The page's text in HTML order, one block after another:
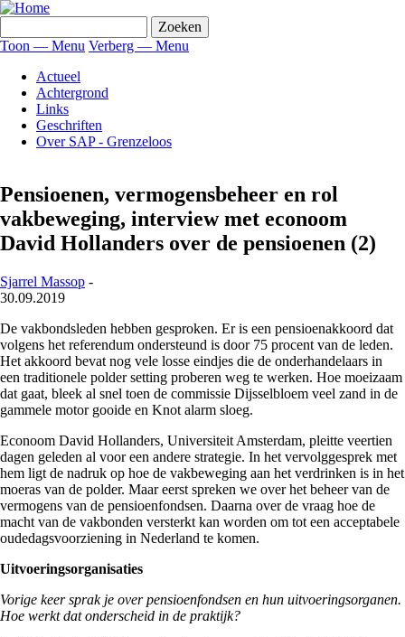
Overslaan
naar
de
inhoud
gaan
Menu
Toon — Menu Verberg — Menu
Actueel
Achtergrond
Links
Geschriften
Over SAP - Grenzeloos
Pensioenen, vermogensbeheer en rol
vakbeweging, interview met econoom
David Hollanders over de pensioenen (2)
Sjarrel Massop -
30.09.2019
De vakbondsleden hebben gesproken. Er is een pensioenakkoord dat
volgens het referendum ondersteund is door 75 procent van de leden.
Het akkoord bevat nog vele losse eindjes die de onderhandelaars in
een traditionele polder setting proberen weg te werken. Hoe moeizaam
dat gaat, bleek al snel toen de commissie Dijsselbloem veel zand in de
gammele motor gooide en Knot alarm sloeg.
Econoom David Hollanders, Universiteit Amsterdam, pleitte veertien
dagen geleden al voor een andere strategie. In het vervolggesprek met
hem ligt de nadruk op hoe de vakbeweging aan het verdrinken is in het
moeras van de polder. Maar eerst spreken we over het beheer van de
vermogens van de pensioenfondsen. Daarna over de vraag hoe de
macht van de vakbonden versterkt kan worden om tot een acceptabele
oudedagsvoorziening in Nederland te komen.
Uitvoeringsorganisaties
Vorige keer sprak je over pensioenfondsen en hun uitvoeringsorganen.
Hoe werkt dat onderscheid in de praktijk?